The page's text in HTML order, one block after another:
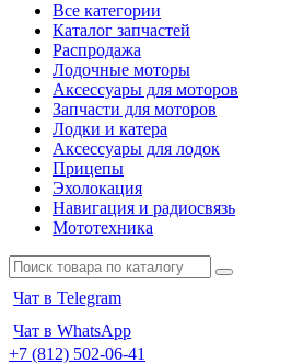
Все категории
Каталог запчастей
Распродажа
Лодочные моторы
Аксессуары для моторов
Запчасти для моторов
Лодки и катера
Аксессуары для лодок
Прицепы
Эхолокация
Навигация и радиосвязь
Мототехника
Чат в Telegram
Чат в WhatsApp
+7 (812) 502-06-41